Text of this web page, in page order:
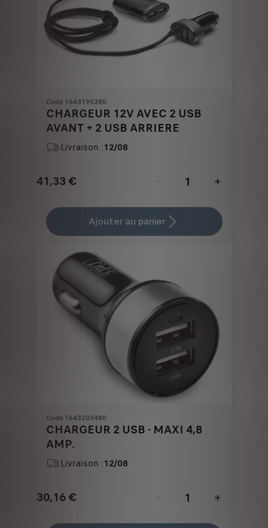
Code 1643195380
CHARGEUR 12V AVEC 2 USB
AVANT + 2 USB ARRIERE
Livraison :12/08
41,33 €
Price
41,33
-
+
Quantity
updated
Ajouter au panier
Code 1643203480
CHARGEUR 2 USB - MAXI 4,8
AMP.
Livraison :12/08
30,16 €
Price
-
+
Quantity